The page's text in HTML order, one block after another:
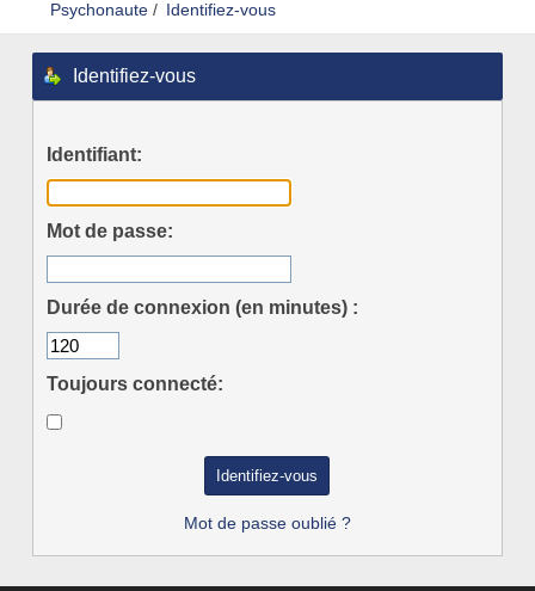
Psychonaute/ Identifiez-vous
Identifiez-vous
Identifiant:
Mot de passe:
Durée de connexion (en minutes) :
Toujours connecté:
Mot de passe oublié ?